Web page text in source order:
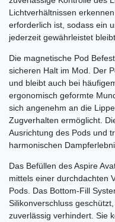
Lichtverhältnissen
erforderlich ist, sodass ein
jederzeit gewährleistet bleibt.
Die magnetische Pod
sicheren Halt im Mod. Der
und bleibt auch bei
ergonomisch geformte
sich angenehm an die
Zugverhalten ermöglicht.
Ausrichtung des Pods und
harmonischen
Das Befüllen des Aspire
mittels einer durchdachten
Pods. Das Bottom-Fill
Silikonverschluss
zuverlässig verhindert. Sie